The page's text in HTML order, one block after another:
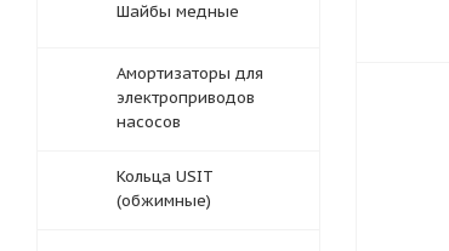
Шайбы медные
Амортизаторы для
электроприводов
насосов
Кольца USIT
(обжимные)